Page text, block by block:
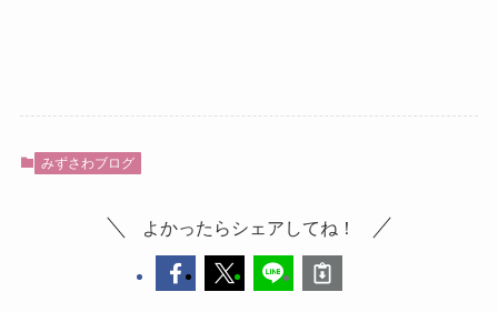
みずさわブログ
よかったらシェアしてね！